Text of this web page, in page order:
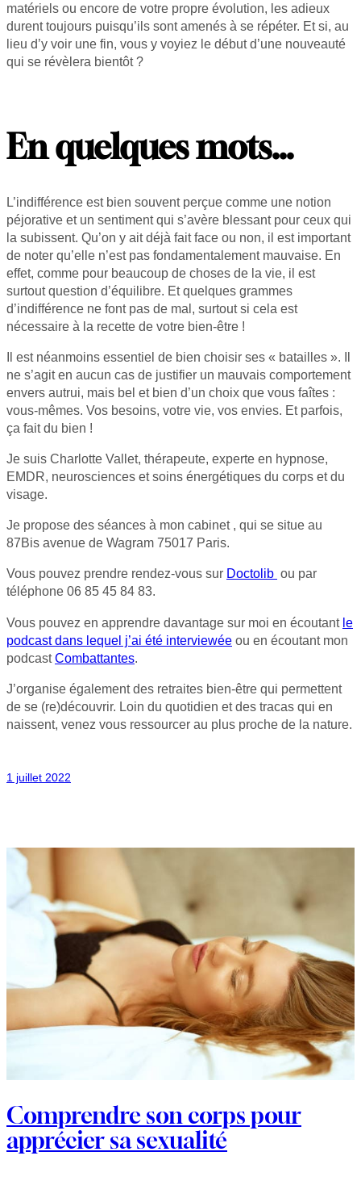
matériels ou encore de votre propre évolution, les adieux
durent toujours puisqu’ils sont amenés à se répéter. Et si, au
lieu d’y voir une fin, vous y voyiez le début d’une nouveauté
qui se révèlera bientôt ?
En quelques mots…
L’indifférence est bien souvent perçue comme une notion
péjorative et un sentiment qui s’avère blessant pour ceux qui
la subissent. Qu’on y ait déjà fait face ou non, il est important
de noter qu’elle n’est pas fondamentalement mauvaise. En
effet, comme pour beaucoup de choses de la vie, il est
surtout question d’équilibre. Et quelques grammes
d’indifférence ne font pas de mal, surtout si cela est
nécessaire à la recette de votre bien-être !
Il est néanmoins essentiel de bien choisir ses « batailles ». Il
ne s’agit en aucun cas de justifier un mauvais comportement
envers autrui, mais bel et bien d’un choix que vous faîtes :
vous-mêmes. Vos besoins, votre vie, vos envies. Et parfois,
ça fait du bien !
Je suis Charlotte Vallet, thérapeute, experte en hypnose,
EMDR, neurosciences et soins énergétiques du corps et du
visage.
Je propose des séances à mon cabinet , qui se situe au
87Bis avenue de Wagram 75017 Paris.
Vous pouvez prendre rendez-vous sur Doctolib ou par
téléphone 06 85 45 84 83.
Vous pouvez en apprendre davantage sur moi en écoutant le
podcast dans lequel j’ai été interviewée ou en écoutant mon
podcastCombattantes
J’organise également des retraites bien-être qui permettent
de se (re)découvrir. Loin du quotidien et des tracas qui en
naissent, venez vous ressourcer au plus proche de la nature.
1 juillet 2022
Comprendre son corps pour
apprécier sa sexualité